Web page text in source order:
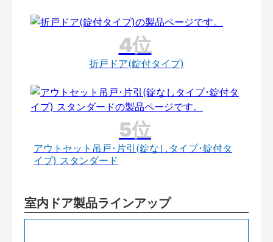
折戸ドア(錠付タイプ)
アウトセット吊戸･片引(錠なしタイプ･錠付タ
イプ) スタンダード
室内ドア製品ラインアップ